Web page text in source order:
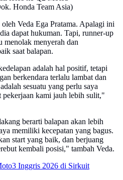
Honda Team Asia)
Veda Ega Pratama. Apalagi ini
dapat hukuman. Tapi, runner-up
menyerah dan
saat balapan.
adalah hal positif, tetapi
berkendara terlalu lambat dan
sesuatu yang perlu saya
pekerjaan kami jauh lebih sulit,"
berarti balapan akan lebih
memiliki kecepatan yang bagus.
start yang baik, dan berjuang
kembali posisi," tambah Veda.
Inggris 2026 di Sirkuit